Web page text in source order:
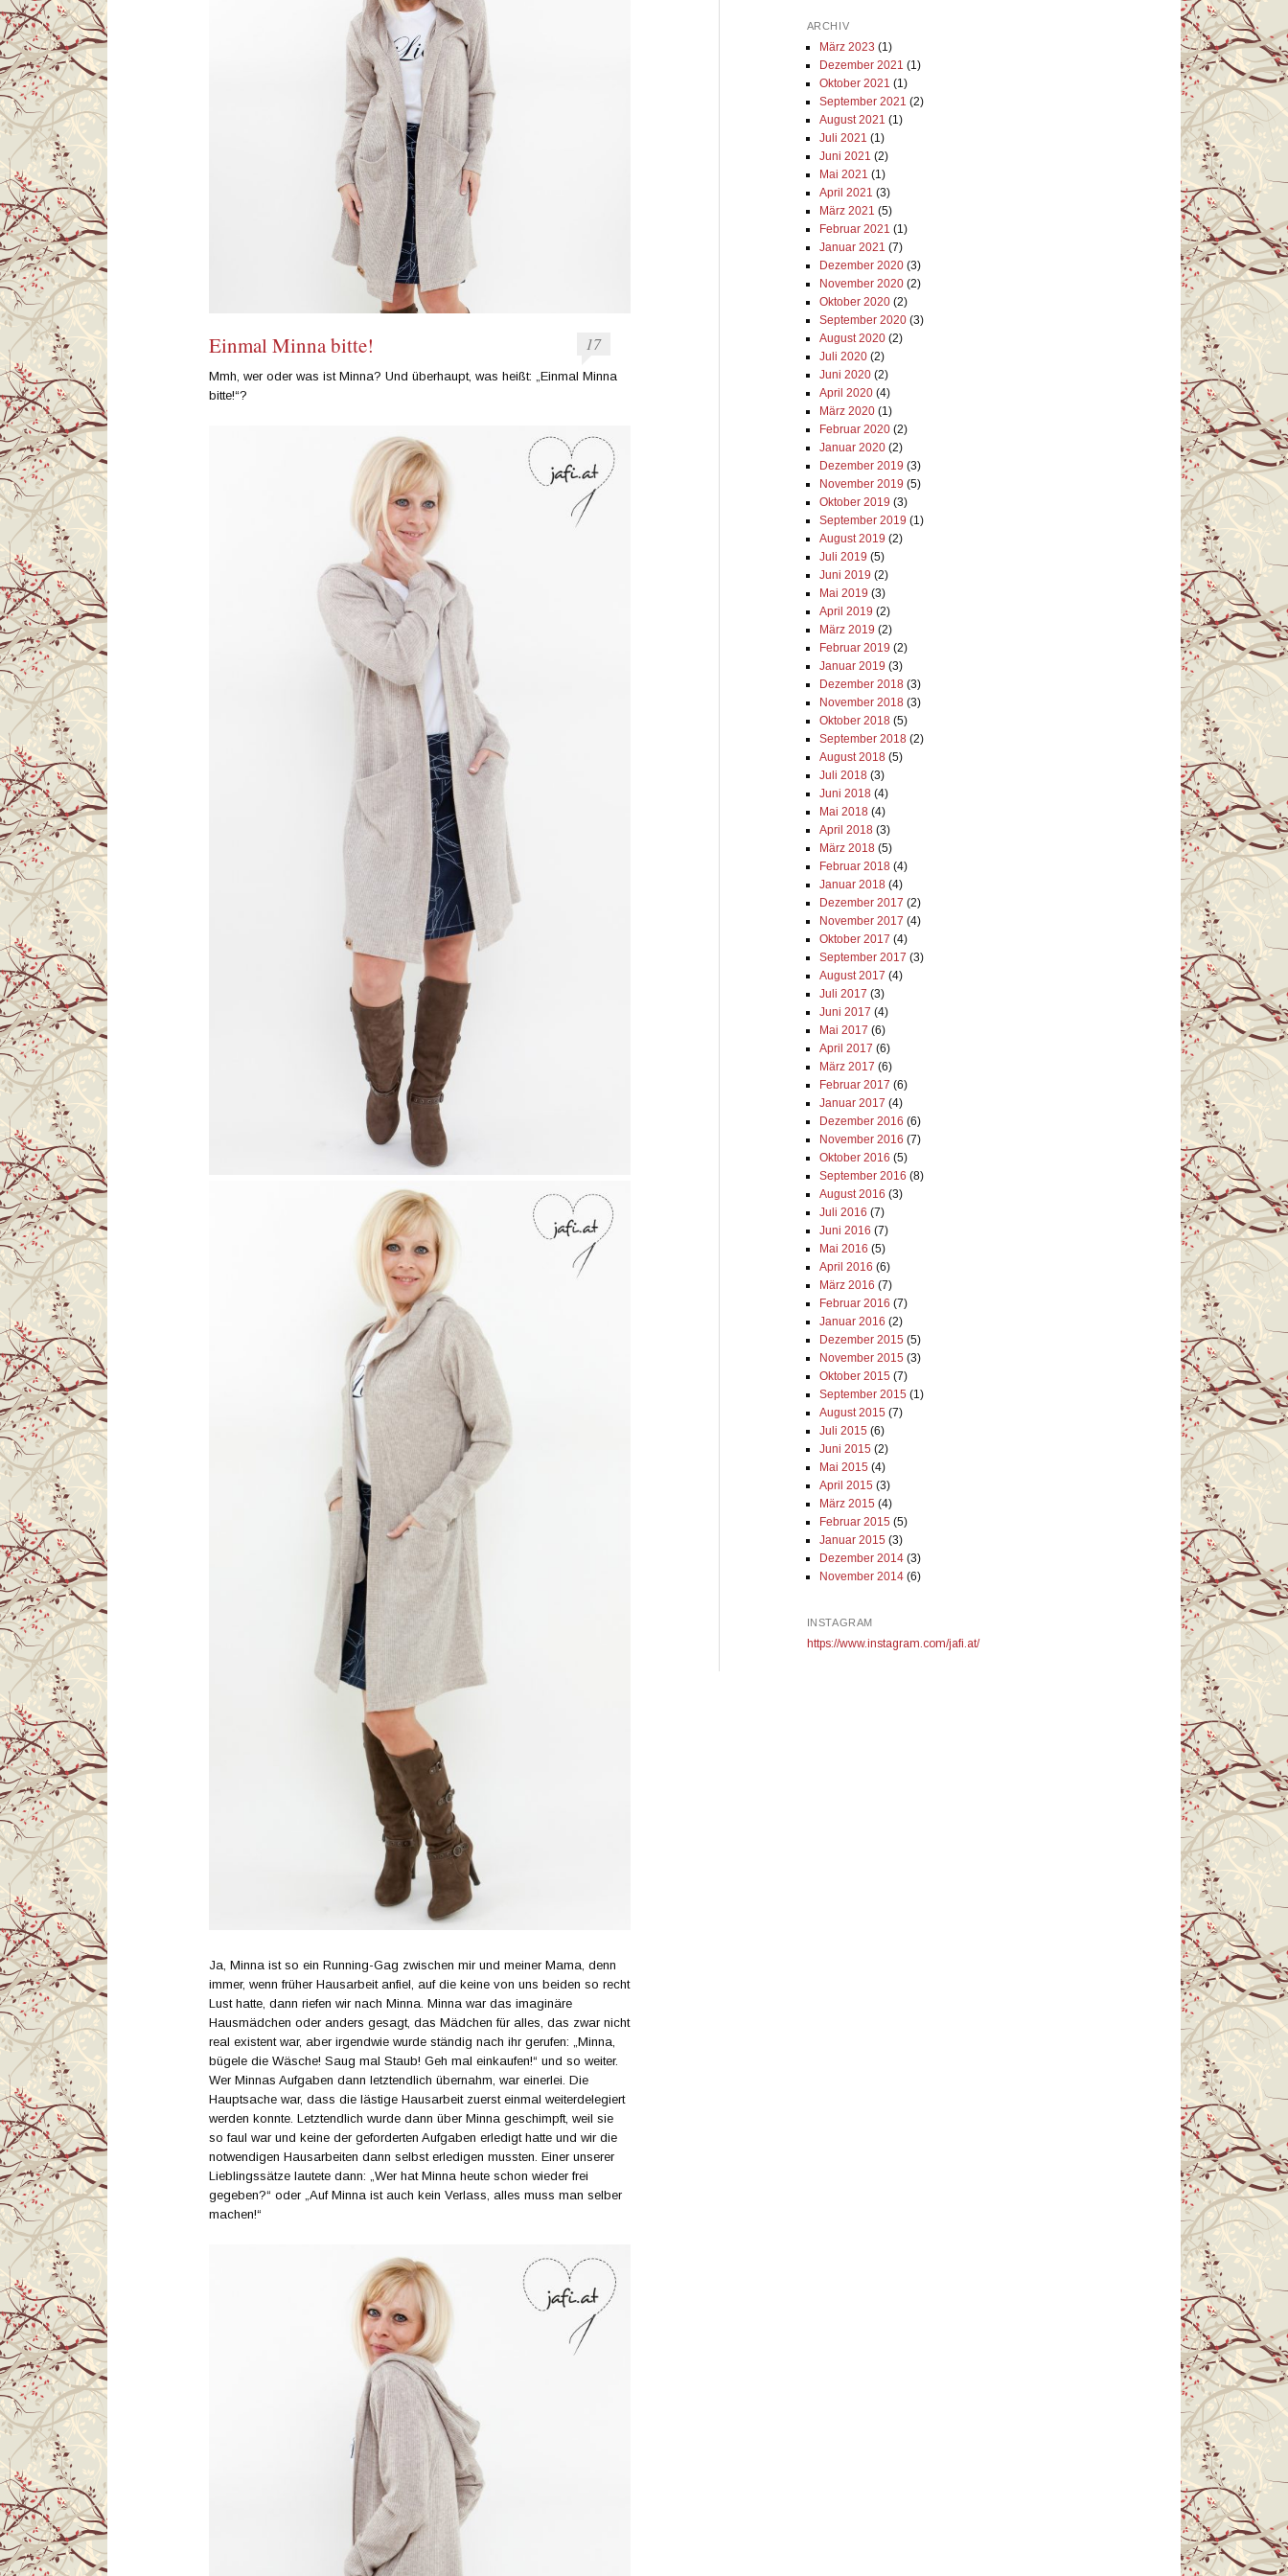
Einmal Minna bitte! 17
Mmh, wer oder was ist Minna? Und überhaupt, was heißt: „Einmal Minna
bitte!“?
Ja, Minna ist so ein Running-Gag zwischen mir und meiner Mama, denn
immer, wenn früher Hausarbeit anfiel, auf die keine von uns beiden so recht
Lust hatte, dann riefen wir nach Minna. Minna war das imaginäre
Hausmädchen oder anders gesagt, das Mädchen für alles, das zwar nicht
real existent war, aber irgendwie wurde ständig nach ihr gerufen: „Minna,
bügele die Wäsche! Saug mal Staub! Geh mal einkaufen!“ und so weiter.
Wer Minnas Aufgaben dann letztendlich übernahm, war einerlei. Die
Hauptsache war, dass die lästige Hausarbeit zuerst einmal weiterdelegiert
werden konnte. Letztendlich wurde dann über Minna geschimpft, weil sie
so faul war und keine der geforderten Aufgaben erledigt hatte und wir die
notwendigen Hausarbeiten dann selbst erledigen mussten. Einer unserer
Lieblingssätze lautete dann: „Wer hat Minna heute schon wieder frei
gegeben?“ oder „Auf Minna ist auch kein Verlass, alles muss man selber
machen!“
ARCHIV
März 2023 (1)
Dezember 2021 (1)
Oktober 2021 (1)
September 2021 (2)
August 2021 (1)
Juli 2021 (1)
Juni 2021 (2)
Mai 2021 (1)
April 2021 (3)
März 2021 (5)
Februar 2021 (1)
Januar 2021 (7)
Dezember 2020(3)
November 2020(2)
Oktober 2020(2)
September 2020(3)
August 2020(2)
Juli 2020(2)
Juni 2020(2)
April 2020(4)
März 2020(1)
Februar 2020(2)
Januar 2020(2)
Dezember 2019 (3)
November 2019 (5)
Oktober 2019 (3)
September 2019 (1)
August 2019 (2)
Juli 2019 (5)
Juni 2019 (2)
Mai 2019 (3)
April 2019 (2)
März 2019 (2)
Februar 2019 (2)
Januar 2019 (3)
Dezember 2018(3)
November 2018(3)
Oktober 2018(5)
September 2018(2)
August 2018(5)
Juli 2018(3)
Juni 2018(4)
Mai 2018(4)
April 2018(3)
März 2018(5)
Februar 2018(4)
Januar 2018(4)
Dezember 2017 (2)
November 2017 (4)
Oktober 2017 (4)
September 2017 (3)
August 2017 (4)
Juli 2017 (3)
Juni 2017 (4)
Mai 2017 (6)
April 2017 (6)
März 2017 (6)
Februar 2017 (6)
Januar 2017 (4)
Dezember 2016 (6)
November 2016 (7)
Oktober 2016 (5)
September 2016 (8)
August 2016 (3)
Juli 2016 (7)
Juni 2016 (7)
Mai 2016 (5)
April 2016 (6)
März 2016 (7)
Februar 2016 (7)
Januar 2016 (2)
Dezember 2015 (5)
November 2015 (3)
Oktober 2015 (7)
September 2015 (1)
August 2015 (7)
Juli 2015 (6)
Juni 2015 (2)
Mai 2015 (4)
April 2015 (3)
März 2015 (4)
Februar 2015 (5)
Januar 2015 (3)
Dezember 2014(3)
November 2014(6)
INSTAGRAM
https://www.instagram.com/jafi.at/